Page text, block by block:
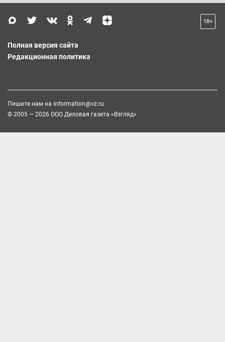
18+
Полная версия сайта
Редакционная политика
Пишите нам на information@vz.ru
© 2005 — 2026 ООО Деловая газета «Взгляд»